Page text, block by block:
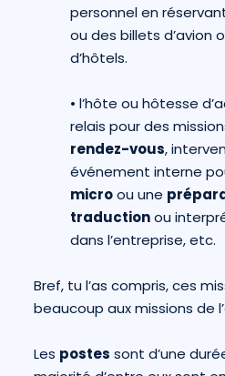
personnel en
ou des billets d’avion
d’hôtels.
• l’hôte ou hôtesse
relais pour des
rendez-vous,
événement interne
microou une
traductionou
dans l’entreprise, etc.
Bref, tu l’as compris, ces
beaucoup aux missions de
Les postes sont d’une